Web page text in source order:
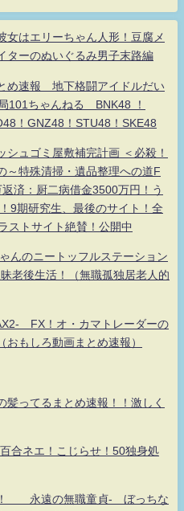
はエリーちゃん人形！豆腐メ
ターのぬいぐるみ男子末路編
め速報 地下格闘アイドルだい
101ちゃんねる BNK48 ！
！GNZ48！STU48！SKE48
シュゴミ屋敷補完計画 ＜必殺！
～特殊清掃・遺品整理への道F
済：厨二病借金3500万円！う
9期研究生、最後のサイト！全
ストサイト絶賛！公開中
んのニートッフルステーション
老後生活！（無職孤独居老人的
FX！オ・カマトレーダーの
もしろ動画まとめ速報）
髪ってるまとめ速報！！激しく
合ネエ！こじらせ！50独身処
！ 永遠の無職童貞- ぼっちな